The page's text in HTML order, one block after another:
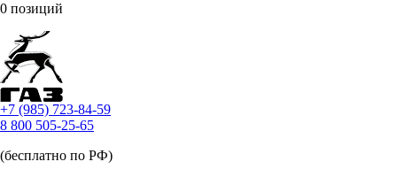
0 позиций
+7 (985) 723-84-59
8 800 505-25-65
(бесплатно по РФ)